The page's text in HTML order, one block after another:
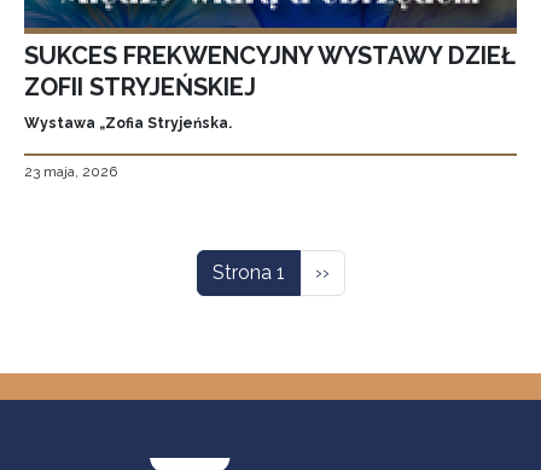
SUKCES FREKWENCYJNY WYSTAWY DZIEŁ
ZOFII STRYJEŃSKIEJ
Wystawa „Zofia Stryjeńska.
23 maja, 2026
Strona 1 Następna strona
››